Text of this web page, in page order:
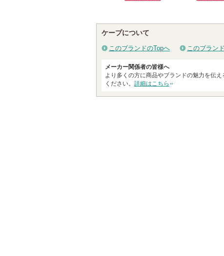
い
ケープについて
このブランドのTopへ このブラン
メーカー関係者の皆様へ
より多くの方に商品やブランドの魅力を伝
ください。 詳細はこちら